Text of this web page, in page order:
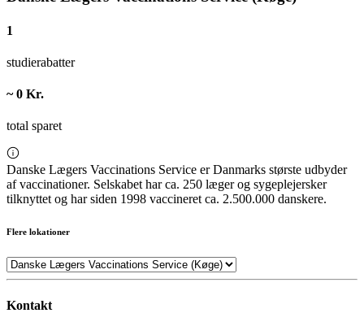
1
studierabatter
~ 0 Kr.
total sparet
Danske Lægers Vaccinations Service er Danmarks største udbyder
af vaccinationer. Selskabet har ca. 250 læger og sygeplejersker
tilknyttet og har siden 1998 vaccineret ca. 2.500.000 danskere.
Flere lokationer
Kontakt